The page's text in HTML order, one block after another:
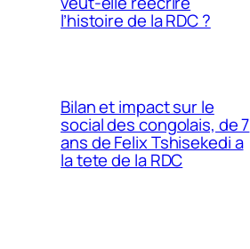
l’histoire de la RDC ?
Bilan et impact sur le
social des congolais, de 7
ans de Felix Tshisekedi a
la tete de la RDC